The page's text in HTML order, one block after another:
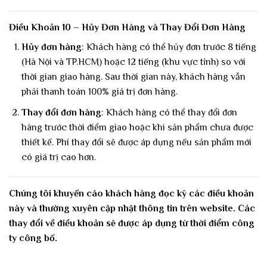
Điều Khoản 10 – Hủy Đơn Hàng và Thay Đổi Đơn Hàng
Hủy đơn hàng: Khách hàng có thể hủy đơn trước 8 tiếng
(Hà Nội và TP.HCM) hoặc 12 tiếng (khu vực tỉnh) so với
thời gian giao hàng. Sau thời gian này, khách hàng vẫn
phải thanh toán 100% giá trị đơn hàng.
Thay đổi đơn hàng: Khách hàng có thể thay đổi đơn
hàng trước thời điểm giao hoặc khi sản phẩm chưa được
thiết kế. Phí thay đổi sẽ được áp dụng nếu sản phẩm mới
có giá trị cao hơn.
Chúng tôi khuyến cáo khách hàng đọc kỹ các điều khoản
này và thường xuyên cập nhật thông tin trên website. Các
thay đổi về điều khoản sẽ được áp dụng từ thời điểm công
ty công bố.